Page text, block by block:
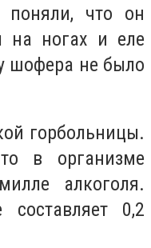
поняли, что он
на ногах и еле
шофера не было
горбольницы.
в организме
алкоголя.
0,2